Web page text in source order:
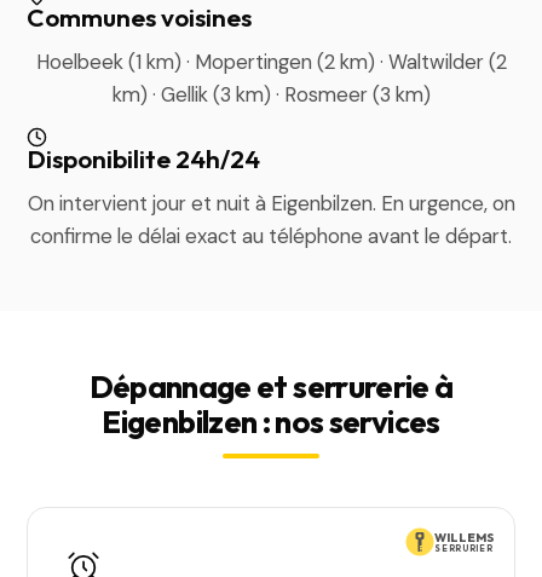
Communes voisines
Hoelbeek (1 km) · Mopertingen (2 km) · Waltwilder (2
km) · Gellik (3 km) · Rosmeer (3 km)
Disponibilite 24h/24
On intervient jour et nuit à Eigenbilzen. En urgence, on
confirme le délai exact au téléphone avant le départ.
Dépannage et serrurerie à
Eigenbilzen : nos services
WILLEMS
SERRURIER